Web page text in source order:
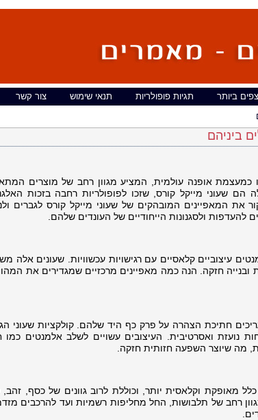
ביותר תגיות פופולריות תנאי שימוש
צור קשר
ביניהם
כמעצמת אופנה עולמית, המציע מגוון רחב של מוצרים
שעוני מייקל קורס, שזכו לפופולריות רחבה בזכות
את המאפיינים המובהקים של שעוני מייקל קורס לגברים
ולסגנונות הייחודיים של העונדים שלהם.
עיצוביים קלאסיים עם רגישויות עכשוויות. שעונים אלה
ובנייה חזקה. הנה כמה מאפיינים מרכזיים שמגדירים את
חתיכת הצהרה על פרק כף היד שלהם. קולקציות שעוני
נועזת ואסרטיבית. העיצובים עשויים לשלב אלמנטים כמו
מה שיוצר השפעה חזותית חזקה.
מאופקת וקלאסית יותר, וכוללת לרוב גוונים של כסף, זהב,
רחב של תלבושות, החל מחליפות רשמיות ועד להרכבים